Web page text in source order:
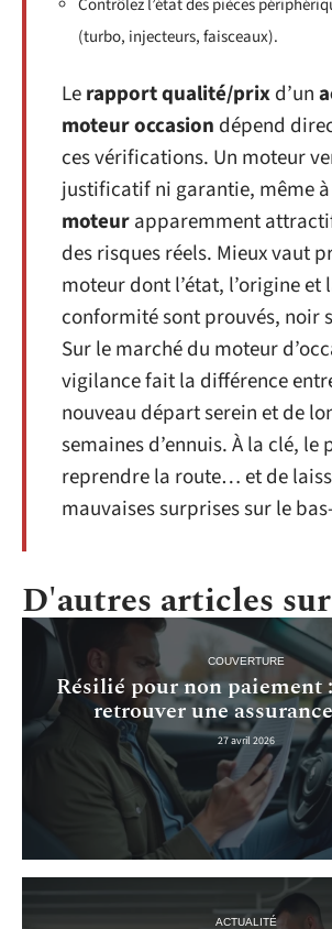
Contrôlez l’état des pièces
(turbo, injecteurs, faisceaux).
Lerapport qualité/prixd’un
moteur occasion dépend
ces vérifications. Un moteur
justificatif ni garantie, même
moteurapparemment
des risques réels. Mieux vaut
moteur dont l’état, l’origine et
conformité sont prouvés, noir
Sur le marché du moteur
vigilance fait la différence
nouveau départ serein et de
semaines d’ennuis. À la clé, le
reprendre la route… et de
mauvaises surprises sur le
D'autres articles
COUVERTURE
Résilié pour non paiement
retrouver une
27 avril 2026
ACTUALITÉ